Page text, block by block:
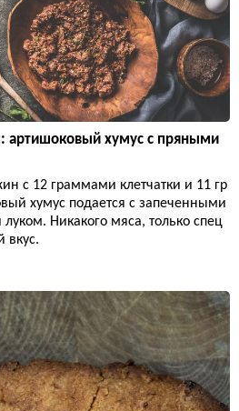
артишоковый хумус с пряными
с 12 граммами клетчатки и 11 гр
хумус подается с запеченными
Никакого мяса, только спец